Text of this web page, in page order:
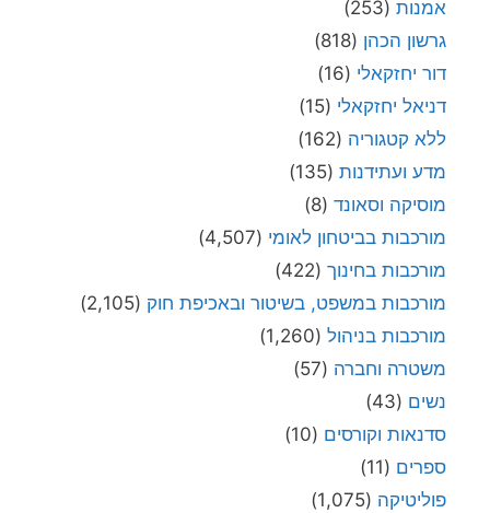
אמנות (253)
גרשון הכהן (818)
דור יחזקאלי (16)
דניאל יחזקאלי (15)
ללא קטגוריה (162)
מדע ועתידנות (135)
מוסיקה וסאונד (8)
מורכבות בביטחון לאומי (4,507)
מורכבות בחינוך (422)
מורכבות במשפט, בשיטור ובאכיפת חוק (2,105)
מורכבות בניהול (1,260)
משטרה וחברה (57)
נשים (43)
סדנאות וקורסים (10)
ספרים (11)
פוליטיקה (1,075)